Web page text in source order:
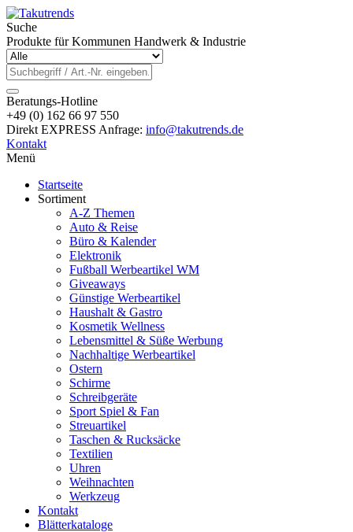
Suche
Produkte für Kommunen Handwerk & Industrie
Beratungs-Hotline
+49 (0) 162 66 97 550
Direkt EXPRESS Anfrage: info@takutrends.de
Kontakt
Menü
Startseite
Sortiment
A-Z Themen
Auto & Reise
Büro & Kalender
Elektronik
Fußball Werbeartikel WM
Giveaways
Günstige Werbeartikel
Haushalt & Gastro
Kosmetik Wellness
Lebensmittel & Süße Werbung
Nachhaltige Werbeartikel
Ostern
Schirme
Schreibgeräte
Sport Spiel & Fan
Streuartikel
Taschen & Rucksäcke
Textilien
Uhren
Weihnachten
Werkzeug
Kontakt
Blätterkataloge